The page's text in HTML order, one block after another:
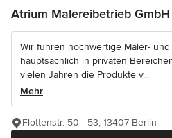
Atrium Malereibetrieb GmbH
Wir führen hochwertige Maler-
hauptsächlich in privaten
vielen Jahren die Produkte v...
Mehr
Flottenstr. 50 - 53, 13407 Berlin